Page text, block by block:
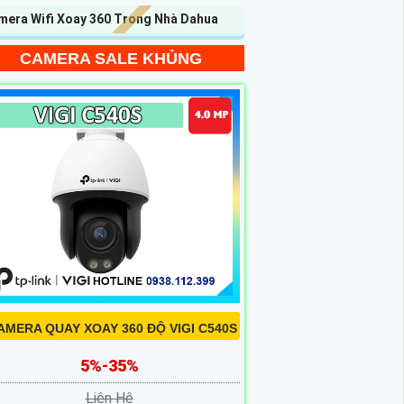
Wifi Xoay 360 Trong Nhà Dahua
CAMERA SALE KHỦNG
QUAY XOAY 360 ĐỘ VIGI C540S
5%-35%
Liên Hệ